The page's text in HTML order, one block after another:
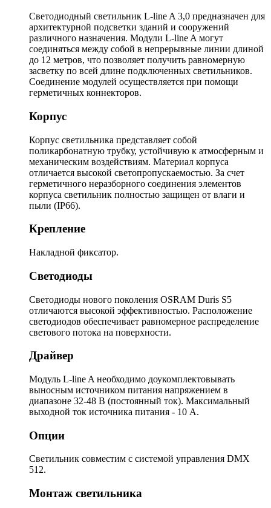
Светодиодный светильник L-line A 3,0 предназначен для
архитектурной подсветки зданий и сооружений
различного назначения. Модули L-line A могут
соединяться между собой в непрерывные линии длиной
до 12 метров, что позволяет получить равномерную
засветку по всей длине подключенных светильников.
Соединение модулей осуществляется при помощи
герметичных коннекторов.
Корпус
Корпус светильника представляет собой
поликарбонатную трубку, устойчивую к атмосферным и
механическим воздействиям. Материал корпуса
отличается высокой светопропускаемостью. За счет
герметичного неразборного соединения элементов
корпуса светильник полностью защищен от влаги и
пыли (IP66).
Крепление
Накладной фиксатор.
Светодиоды
Светодиоды нового поколения OSRAM Duris S5
отличаются высокой эффективностью. Расположение
светодиодов обеспечивает равномерное распределение
светового потока на поверхности.
Драйвер
Модуль L-line A необходимо доукомплектовывать
выносным источником питания напряжением в
диапазоне 32-48 В (постоянный ток). Максимальный
выходной ток источника питания - 10 А.
Опции
Светильник совместим с системой управления DMX
512.
Монтаж светильника